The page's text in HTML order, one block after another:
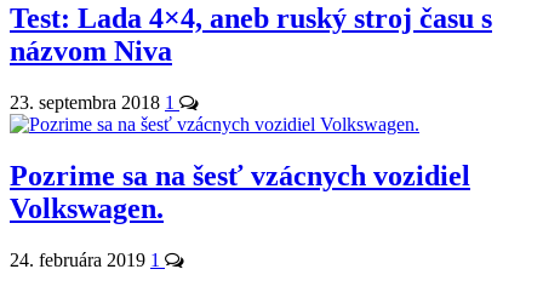
Test: Lada 4×4, aneb ruský stroj času s
názvom Niva
23. septembra 2018 1
Pozrime sa na šesť vzácnych vozidiel
Volkswagen.
24. februára 2019 1